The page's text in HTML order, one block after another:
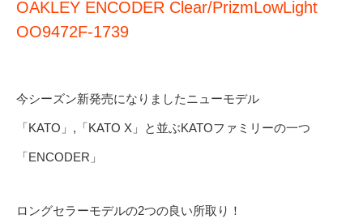
OAKLEY ENCODER Clear/PrizmLowLight
OO9472F-1739
今シーズン新発売になりましたニューモデル
「KATO」,「KATO X」と並ぶKATOファミリーの一つ
「ENCODER」
ロングセラーモデルの2つの良い所取り！